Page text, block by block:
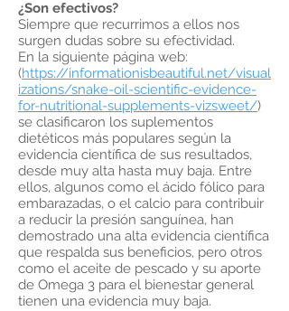
¿Son efectivos?
Siempre que recurrimos a ellos nos
surgen dudas sobre su efectividad.
En la siguiente página web:
(https://informationisbeautiful.net/visual
izations/snake-oil-scientific-evidence-
for-nutritional-supplements-vizsweet/)
se clasificaron los suplementos
dietéticos más populares según la
evidencia científica de sus resultados,
desde muy alta hasta muy baja. Entre
ellos, algunos como el ácido fólico para
embarazadas, o el calcio para contribuir
a reducir la presión sanguínea, han
demostrado una alta evidencia científica
que respalda sus beneficios, pero otros
como el aceite de pescado y su aporte
de Omega 3 para el bienestar general
tienen una evidencia muy baja.